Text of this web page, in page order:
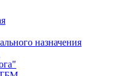
назначения